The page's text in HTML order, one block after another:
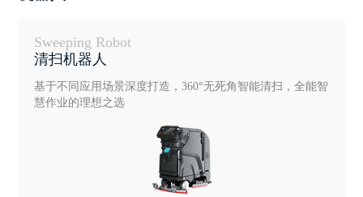
Sweeping Robot
清扫机器人
基于不同应用场景深度打造，360°无死角智能清扫，全能智
慧作业的理想之选